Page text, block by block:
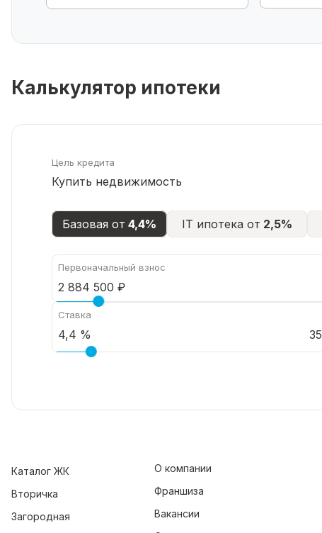
Калькулятор ипотеки
Цель кредита
Купить недвижимость
Базовая от 4,4% IT ипотека от 2,5%
Первоначальный взнос
Ставка
Каталог ЖК
Вторичка
Загородная
О компании
Франшиза
Вакансии